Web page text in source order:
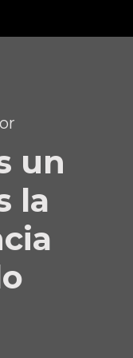
un
la